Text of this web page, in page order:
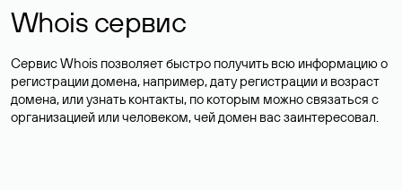
Whois сервис
Сервис Whois позволяет быстро получить всю информацию о
регистрации домена, например, дату регистрации и возраст
домена, или узнать контакты, по которым можно связаться с
организацией или человеком, чей домен вас заинтересовал.